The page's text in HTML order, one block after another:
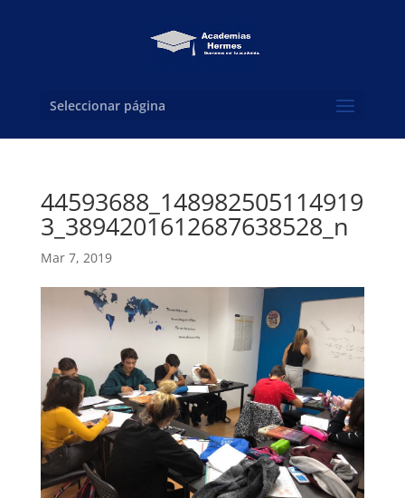
Seleccionar página
44593688_148982505114919
3_3894201612687638528_n
Mar 7, 2019